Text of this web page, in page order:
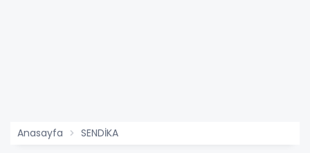
Anasayfa SENDİKA